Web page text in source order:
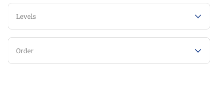
Levels
Order